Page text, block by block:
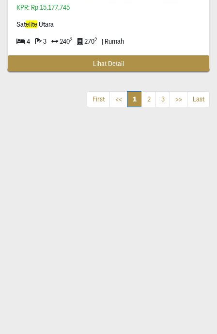
KPR: Rp.15,177,745
SateliteUtara
4 3 2402 2702 | Rumah
Lihat Detail
First << 1 2 3 >> Last